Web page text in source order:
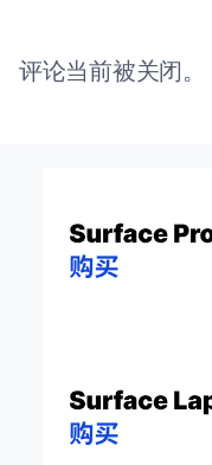
评论当前被关闭。